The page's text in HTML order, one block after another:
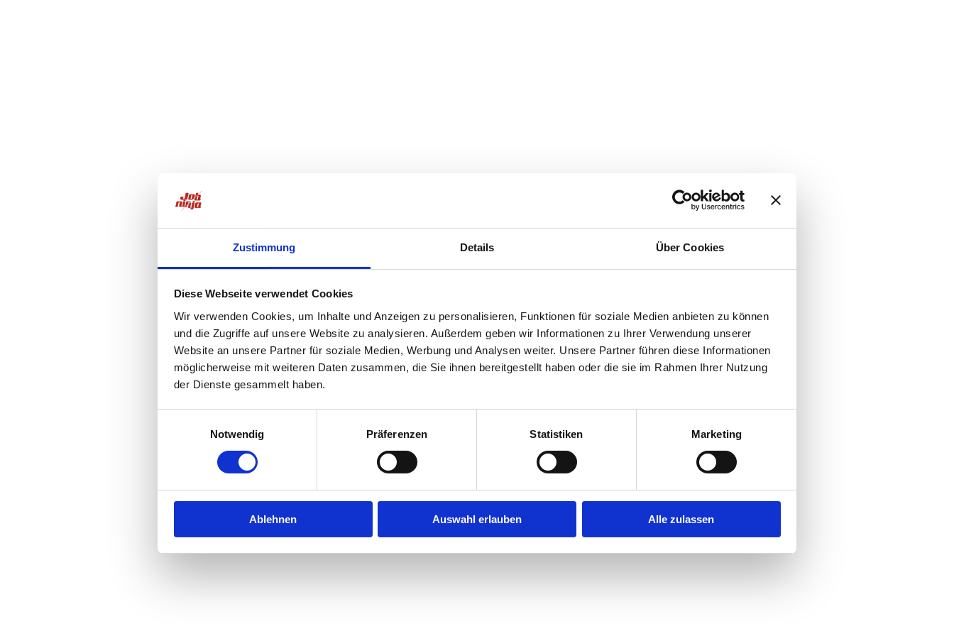
Zustimmung Details Über Cookies
Diese Webseite verwendet Cookies
Wir verwenden Cookies, um Inhalte und Anzeigen zu personalisieren, Funktionen für soziale Medien anbieten zu können
und die Zugriffe auf unsere Website zu analysieren. Außerdem geben wir Informationen zu Ihrer Verwendung unserer
Website an unsere Partner für soziale Medien, Werbung und Analysen weiter. Unsere Partner führen diese Informationen
möglicherweise mit weiteren Daten zusammen, die Sie ihnen bereitgestellt haben oder die sie im Rahmen Ihrer Nutzung
der Dienste gesammelt haben.
Notwendig
Präferenzen Statistiken Marketing
Ablehnen Auswahl erlauben Alle zulassen
Application error: aclient-side exception has occurred while loadingjobninja.com(see the browser consolefor more information).